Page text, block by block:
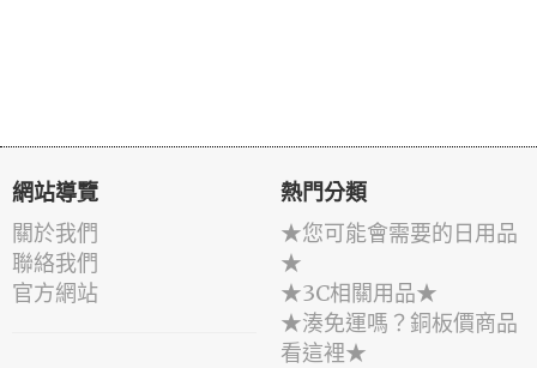
網站導覽
關於我們
聯絡我們
官方網站
熱門分類
★您可能會需要的日用品
★
★3C相關用品★
★湊免運嗎？銅板價商品
看這裡★